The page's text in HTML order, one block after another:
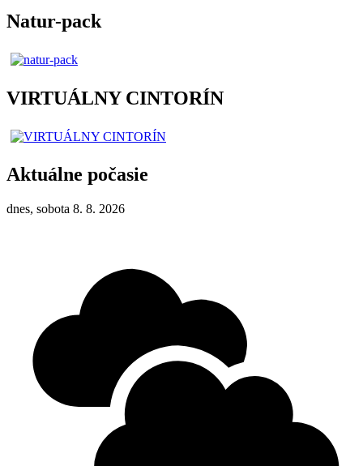
Natur-pack
VIRTUÁLNY CINTORÍN
Aktuálne počasie
dnes, sobota 8. 8. 2026